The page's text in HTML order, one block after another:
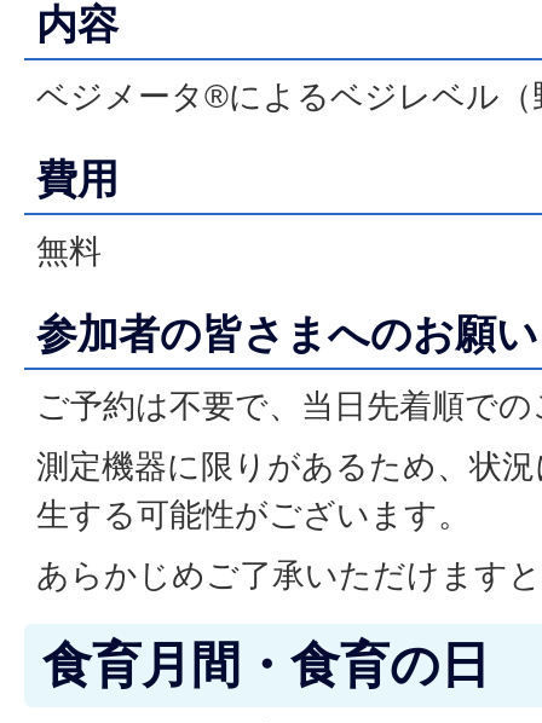
内容
ベジメータ®によるベジレベル（
費用
無料
参加者の皆さまへのお願い
ご予約は不要で、当日先着順で
測定機器に限りがあるため、状
生する可能性がございます。
あらかじめご了承いただけます
食育月間・食育の日